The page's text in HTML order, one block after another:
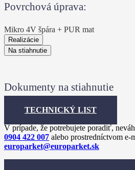
Povrchová úprava:
Mikro 4V špára + PUR mat
Realizácie
Na stiahnutie
Dokumenty na stiahnutie
TECHNICKÝ LIST
V prípade, že potrebujete poradiť,
0904 422 007 alebo prostredníctvom e-
europarket@europarket.sk